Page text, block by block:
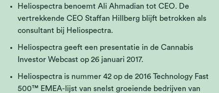
Heliospectra benoemt Ali Ahmadian tot CEO. De
vertrekkende CEO Staffan Hillberg blijft betrokken als
consultant bij Heliospectra.
Heliospectra geeft een presentatie in de Cannabis
Investor Webcast op 26 januari 2017.
Heliospectra is nummer 42 op de 2016 Technology Fast
500™ EMEA-lijst van snelst groeiende bedrijven van